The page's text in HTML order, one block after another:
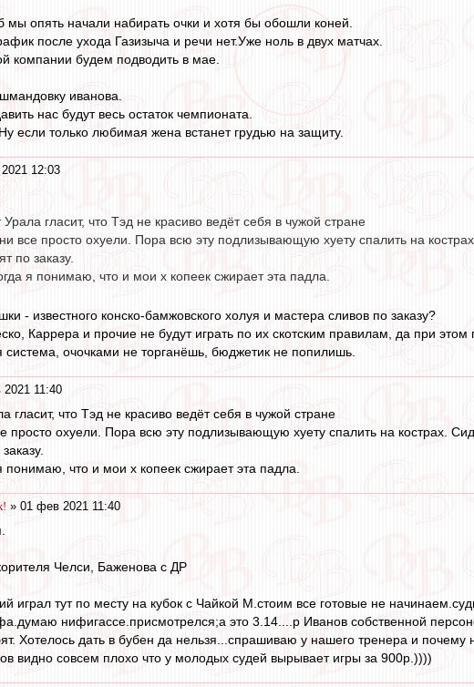
опять начали набирать очки и хотя бы обошли коней.
после ухода Газизыча и речи нет.Уже ноль в двух матчах.
компании будем подводить в мае.
иванова.
нас будут весь остаток чемпионата.
если только любимая жена встанет грудью на защиту.
12:03
гласит, что Тэд не красиво ведёт себя в чужой стране
все просто охуели. Пора всю эту подлизывающую хуету спалить на
по заказу.
я понимаю, что и мои х копеек сжирает эта падла.
- известного конско-бамжовского холуя и мастера сливов по заказу?
Каррера и прочие не будут играть по их скотским правилам, да при
система, очочками не торганёшь, бюджетик не попилишь.
11:40
гласит, что Тэд не красиво ведёт себя в чужой стране
просто охуели. Пора всю эту подлизывающую хуету спалить на кострах.
понимаю, что и мои х копеек сжирает эта падла.
» 01 фев 2021 11:40
Челси, Баженова с ДР
играл тут по месту на кубок с Чайкой М.стоим все готовые не
нифигассе.присмотрелся;а это 3.14....р Иванов собственной
Хотелось дать в бубен да нельзя...спрашиваю у нашего тренера и почему
видно совсем плохо что у молодых судей вырывает игры за 900р.))))